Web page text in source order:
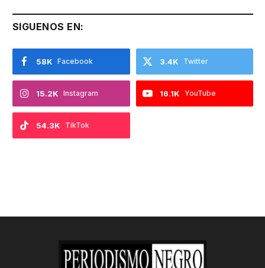
SIGUENOS EN:
Facebook
58K Twitter
3.4K
Instagram
15.2K YouTube
16.1K
TikTok
54.3K